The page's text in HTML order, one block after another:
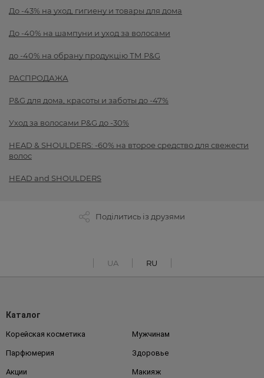
До -43% на уход, гигиену и товары для дома
До -40% на шампуни и уход за волосами
до -40% на обрану продукцію ТМ P&G
РАСПРОДАЖА
P&G для дома, красоты и заботы до -47%
Уход за волосами P&G до -30%
HEAD & SHOULDERS: -60% на второе средство для свежести
волос
HEAD and SHOULDERS
Поділитись із друзями
UA RU
Каталог
Корейская косметика Мужчинам
Парфюмерия Здоровье
Акции Макияж